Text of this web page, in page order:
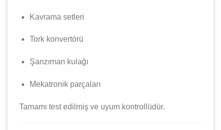
Kavrama setleri
Tork konvertörü
Şanzıman kulağı
Mekatronik parçaları
Tamamı test edilmiş ve uyum kontrollüdür.